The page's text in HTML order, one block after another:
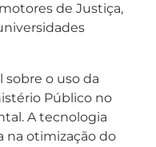
de Justiça,
sobre o uso da
Público no
A tecnologia
na otimização do